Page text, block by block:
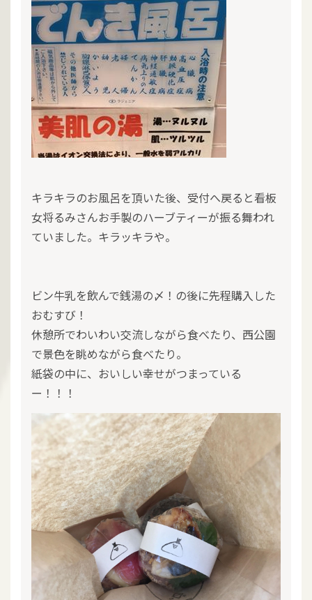
キラキラのお風呂を頂いた後、受付へ戻ると看板
女将るみさんお手製のハーブティーが振る舞われ
ていました。キラッキラや。
ビン牛乳を飲んで銭湯の〆！の後に先程購入した
おむすび！
休憩所でわいわい交流しながら食べたり、西公園
で景色を眺めながら食べたり。
紙袋の中に、おいしい幸せがつまっている
ー！！！